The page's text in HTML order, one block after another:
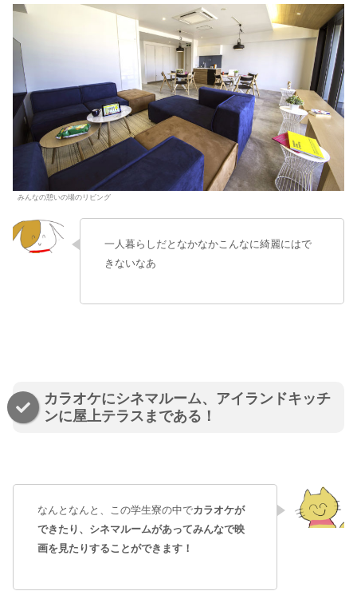
みんなの憩いの場のリビング
一人暮らしだとなかなかこんなに綺麗にはで
きないなあ
カラオケにシネマルーム、アイランドキッチ
ンに屋上テラスまである！
なんとなんと、この学生寮の中でカラオケが
できたり、シネマルームがあってみんなで映
画を見たりすることができます！